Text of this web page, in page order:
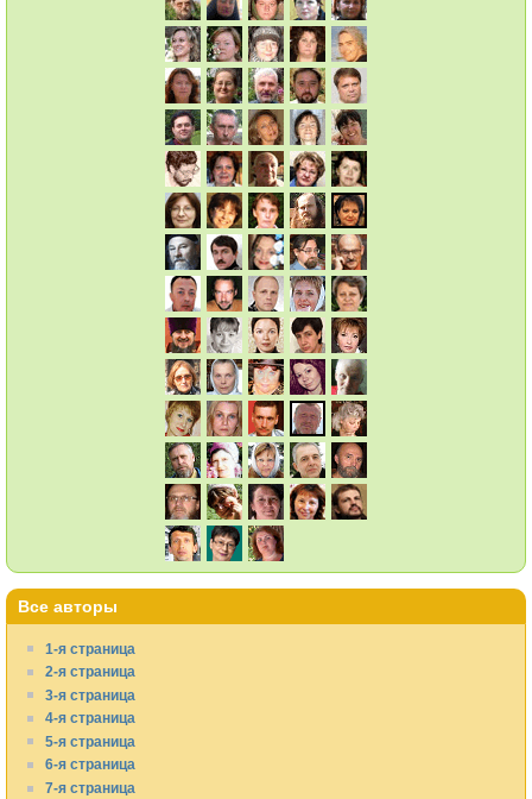
Все авторы
1-я страница
2-я страница
3-я страница
4-я страница
5-я страница
6-я страница
7-я страница